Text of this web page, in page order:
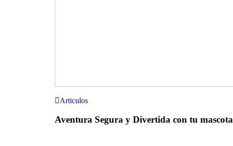
Articulos
Aventura Segura y Divertida con tu mascota